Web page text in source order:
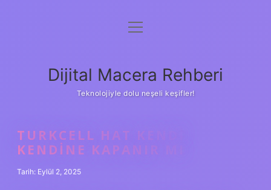
Anasayfa
Yasal Uyarı
menüyü
Dijital Macera Rehberi
Teknolojiyle dolu neşeli keşifler!
TURKCELL HAT KENDI
KENDINE KAPANIR MI
Tarih: Eylül 2, 2025